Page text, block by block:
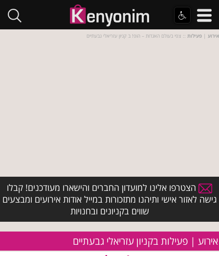
אירוע | פעילות :: צפי בעולם האגדות – הופ! ב קניון עזריאלי גבעתיים
הצטרפו אלינו למועדון החברים והישארו מעודכנים! קבלו
גישה לאזור אישי ותיהנו מתזכורות במייל אודות אירועים ומבצעים
שווים בקניונים ובחנויות
אירוע | פעילות בקניון עזריאלי גבעתיים